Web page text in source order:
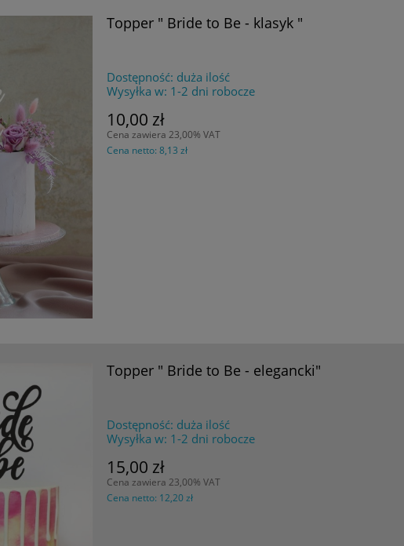
Topper " Bride to Be - klasyk "
Dostępność: duża ilość
Wysyłka w: 1-2 dni robocze
10,00 zł
Cena zawiera 23,00% VAT
Cena netto:8,13 zł
Topper " Bride to Be - elegancki"
Dostępność: duża ilość
Wysyłka w: 1-2 dni robocze
15,00 zł
Cena zawiera 23,00% VAT
Cena netto: 12,20 zł